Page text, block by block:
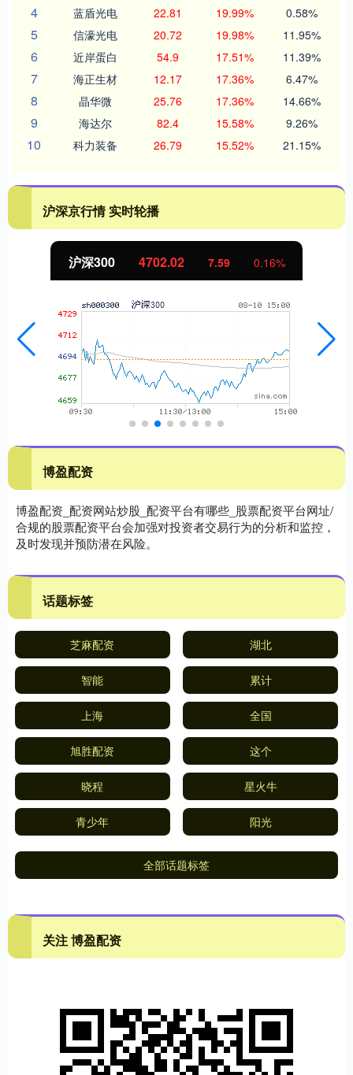
4 蓝盾光电 22.81 19.99% 0.58%
5 信濠光电 20.72 19.98% 11.95%
6 近岸蛋白 54.9 17.51% 11.39%
7 海正生材 12.17 17.36% 6.47%
8 晶华微 25.76 17.36% 14.66%
9 海达尔 82.4 15.58% 9.26%
10 科力装备 26.79 15.52% 21.15%
沪深京行情 实时轮播
0.16% 北证50 1122.88
博盈配资
博盈配资_配资网站炒股_配资平台有哪些_股票配资平台网址/
合规的股票配资平台会加强对投资者交易行为的分析和监控，
及时发现并预防潜在风险。
话题标签
芝麻配资 湖北
智能 累计
上海 全国
旭胜配资 这个
晓程 星火牛
青少年 阳光
全部话题标签
关注 博盈配资